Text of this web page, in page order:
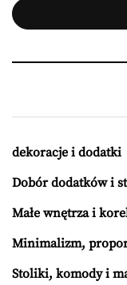
dekoracje i dodatki
Dobór dodatków i
Małe wnętrza i
Minimalizm,
Stoliki, komody i